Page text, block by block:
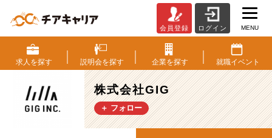
式
会
社
GIG
の
採
会員登録 ログイン MENU
求人を探す 説明会を探す 企業を探す 就職イベント
株式会社GIG
＋ フォロー